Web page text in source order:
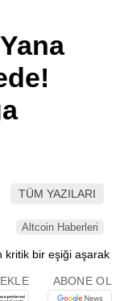
Youtube
TikTok
TÜM YAZILARI
Altcoin Haberleri
EKLE ABONE OL